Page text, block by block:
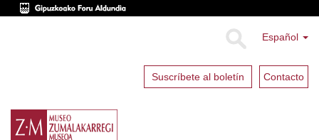
Español
Suscríbete al boletín Contacto